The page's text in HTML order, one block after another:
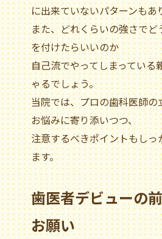
に出来ていないパターンもあ
また、どれくらいの強さで
を付けたらいいのか
自己流でやってしまっている
ゃるでしょう。
当院では、プロの歯科医師の
お悩みに寄り添いつつ、
注意するべきポイントもしっ
ます。
歯医者デビューの
お願い